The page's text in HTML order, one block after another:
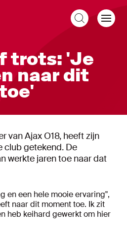
trots: 'Je
naar dit
van Ajax O18, heeft zijn
club getekend. De
werkte jaren toe naar dat
en een hele mooie ervaring",
naar dit moment toe. Ik zit
heb keihard gewerkt om hier